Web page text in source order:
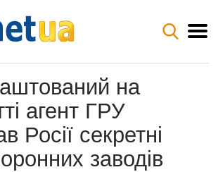
на
агент ГРУ
Росії секретні
заводів